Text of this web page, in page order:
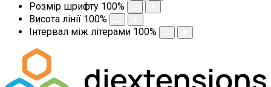
Розмір шрифту 100%
Висота лінії 100%
Інтервал між літерами 100%